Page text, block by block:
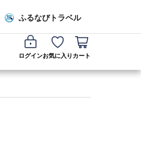
ふるなびトラベル
ログインお気に入り カート